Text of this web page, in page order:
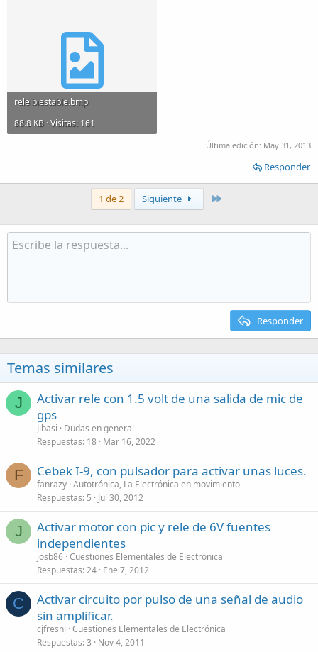
rele biestable.bmp
88.8 KB · Visitas: 161
Última edición: May 31, 2013
Responder
1 de 2 Siguiente
Responder
Temas similares
J
Activar rele con 1.5 volt de una salida de mic de
gps
Jibasi
Dudas en general
Respuestas 18 Mar 16, 2022
F Cebek I-9, con pulsador para activar unas luces.
fanrazy Autotrónica, La Electrónica en movimiento
Respuestas 5 Jul 30, 2012
J
Activar motor con pic y rele de 6V fuentes
independientes
josb86 Cuestiones Elementales de Electrónica
Respuestas 24 Ene 7, 2012
C
Activar circuito por pulso de una señal de audio
sin amplificar.
cjfresni Cuestiones Elementales de Electrónica
Respuestas 3 Nov 4, 2011